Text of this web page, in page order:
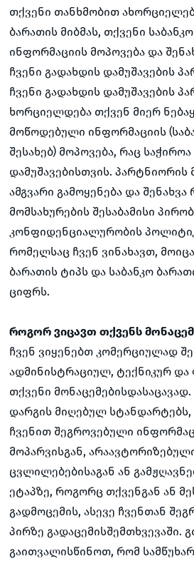
თქვენი თანხმობით
ბარათის მიბმას, თქვენი
ინფორმაციის მოპოვება და
ჩვენი გადახდის დამუშავების
ჩვენი გადახდის დამუშავების
ხორციელდება თქვენ მიერ
მოწოდებული ინფორმაციის
შესახებ) მოპოვება, რაც
დამუშავებისთვის. პარტნიორის
ამგვარი გამოყენება და
მომსახურების შესაბამისი
კონფიდენციალურობის
რომელსაც ჩვენ ვინახავთ,
ბარათის ტიპს და საბანკო
ციფრს.
როგორ ვიცავთ თქვენს
ჩვენ ვიყენებთ კომერციულად
ადმინისტრაციულ, ტექნიკურ და
თქვენი
დარგის მიღებულ
ჩვენით შეგროვებული
მოპარვისგან,
ცვლილებებისაგან ან
ეტაპზე, როგორც თქვენგან ან
გადმოცემის, ასევე ჩვენთან
პირზე გადაცემისშემთხვევაში.
გაითვალისწინოთ, რომ